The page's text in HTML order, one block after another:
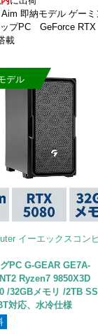
即納モデル ゲーミ
プPC GeForce RTX
載
デル
イーエックスコン
PC G-GEAR GE7A-
Ryzen7 9850X3D
/32GBメモリ /2TB
対応、水冷仕様